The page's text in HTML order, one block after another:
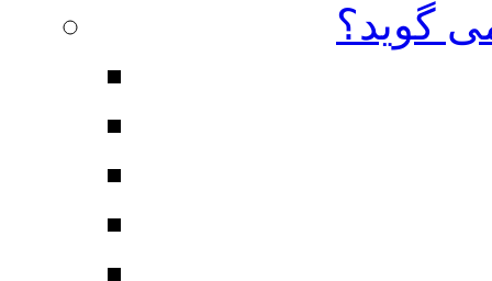
گوید؟